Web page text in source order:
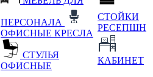
ПЕРСОНАЛА
ОФИСНЫЕ КРЕСЛА
СТУЛЬЯ
ОФИСНЫЕ
СТОЙКИ
РЕСЕПШН
КАБИНЕТ